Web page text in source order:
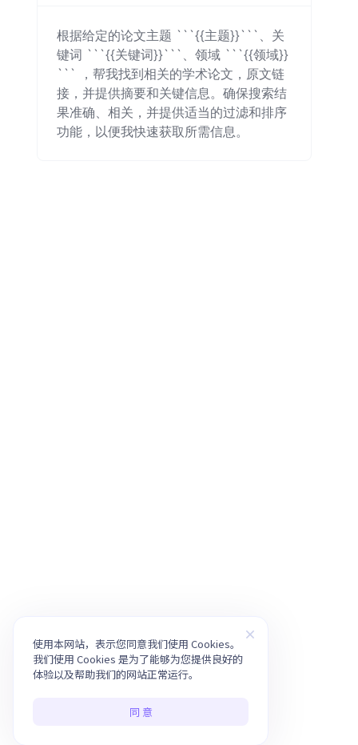
根据给定的论文主题 ```{{主题}}```、关
键词 ```{{关键词}}```、领域 ```{{领域}}
``` ，帮我找到相关的学术论文，原文链
接，并提供摘要和关键信息。确保搜索结
果准确、相关，并提供适当的过滤和排序
功能，以便我快速获取所需信息。
使用本网站，表示您同意我们使用 Cookies。
我们使用 Cookies 是为了能够为您提供良好的
体验以及帮助我们的网站正常运行。
同 意